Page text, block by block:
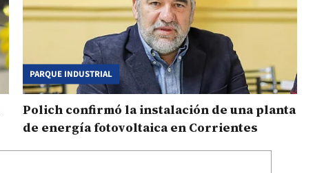
PARQUE INDUSTRIAL
Polich confirmó la instalación de una planta
de energía fotovoltaica en Corrientes